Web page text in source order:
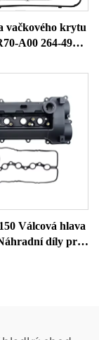
vačkového krytu
A00 264-491
2008-2017
Válcová hlava
díly pro